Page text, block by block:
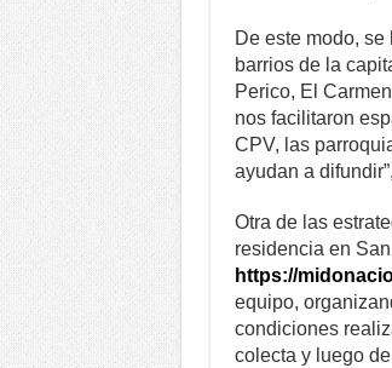
De este modo,
barrios de la
Perico, El
nos facilitaron
CPV, las
ayudan a
Otra de las
residencia en
https://
equipo,
condiciones
colecta y luego